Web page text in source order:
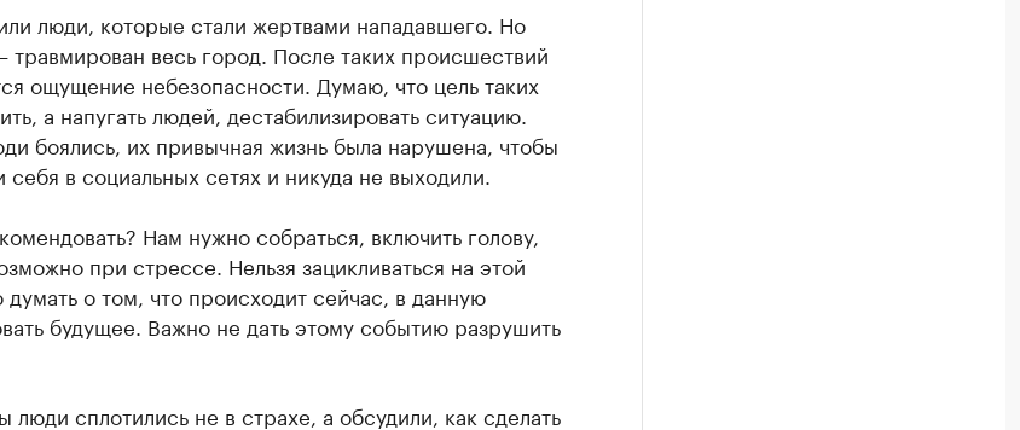
люди, которые стали жертвами нападавшего. Но
травмирован весь город. После таких происшествий
ощущение небезопасности. Думаю, что цель таких
а напугать людей, дестабилизировать ситуацию.
боялись, их привычная жизнь была нарушена, чтобы
себя в социальных сетях и никуда не выходили.
Нам нужно собраться, включить голову,
при стрессе. Нельзя зацикливаться на этой
о том, что происходит сейчас, в данную
будущее. Важно не дать этому событию разрушить
люди сплотились не в страхе, а обсудили, как сделать